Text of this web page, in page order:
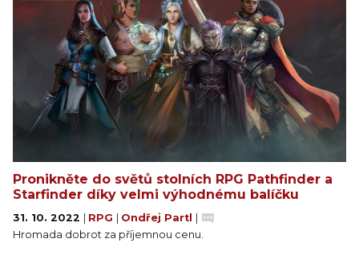
Pronikněte do světů stolních RPG Pathfinder a
Starfinder díky velmi výhodnému balíčku
31. 10. 2022 RPG Ondřej Partl
Hromada dobrot za příjemnou cenu.